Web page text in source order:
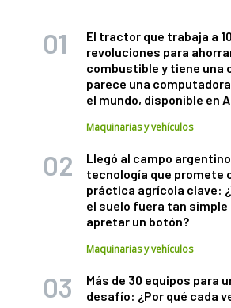
El tractor que trabaja a
revoluciones para
combustible y tiene una
parece una
el mundo, disponible en
Maquinarias y vehículos
Llegó al campo
tecnología que promete
práctica agrícola clave:
el suelo fuera tan simple
apretar un botón?
Maquinarias y vehículos
Más de 30 equipos para
desafío: ¿Por qué cada